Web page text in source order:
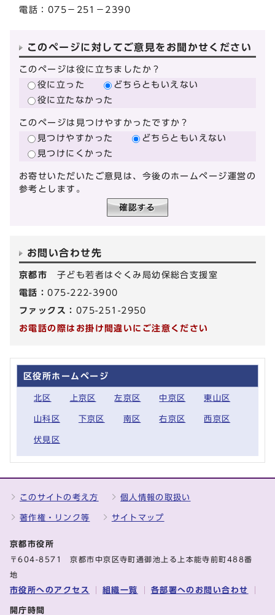
電話：075－251－2390
このページに対してご意見をお聞かせください
このページは役に立ちましたか？
役に立った
どちらともいえない
役に立たなかった
このページは見つけやすかったですか？
見つけやすかった
どちらともいえない
見つけにくかった
お寄せいただいたご意見は、今後のホームページ運営の
参考とします。
お問い合わせ先
京都市 子ども若者はぐくみ局幼保総合支援室
電話：075-222-3900
ファックス： 075-251-2950
お電話の際はお掛け間違いにご注意ください
区役所ホームページ
北区 上京区 左京区 中京区 東山区
山科区 下京区 南区 右京区 西京区
伏見区
このサイトの考え方 個人情報の取扱い
著作権・リンク等 サイトマップ
京都市役所
〒604-8571 京都市中京区寺町通御池上る上本能寺前町488番
地
市役所へのアクセス 組織一覧 各部署へのお問い合わせ
開庁時間